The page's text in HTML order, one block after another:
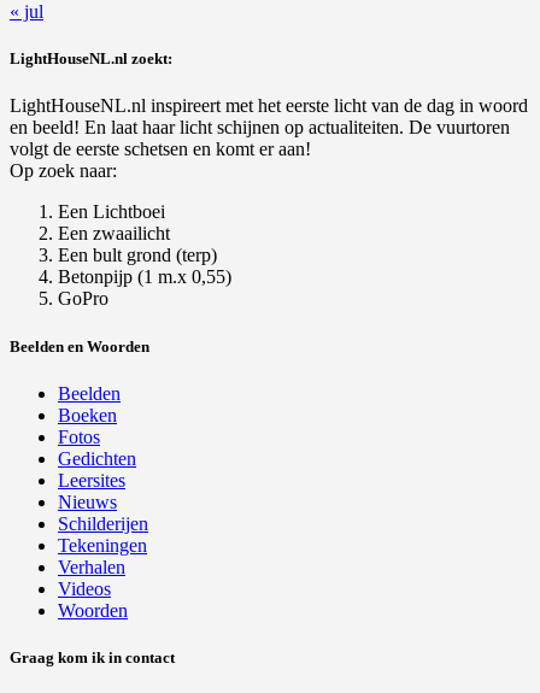
« jul
LightHouseNL.nl zoekt:
LightHouseNL.nl inspireert met het eerste licht van de dag in woord
en beeld! En laat haar licht schijnen op actualiteiten. De vuurtoren
volgt de eerste schetsen en komt er aan!
Op zoek naar:
Een Lichtboei
Een zwaailicht
Een bult grond (terp)
Betonpijp (1 m.x 0,55)
GoPro
Beelden en Woorden
Beelden
Boeken
Fotos
Gedichten
Leersites
Nieuws
Schilderijen
Tekeningen
Verhalen
Videos
Woorden
Graag kom ik in contact